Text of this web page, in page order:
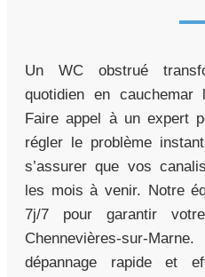
Un WC obstrué
quotidien en cauchemar
Faire appel à un expert
régler le problème
s’assurer que vos
les mois à venir. Notre
7j/7 pour garantir
Chennevières-sur-
dépannage rapide et